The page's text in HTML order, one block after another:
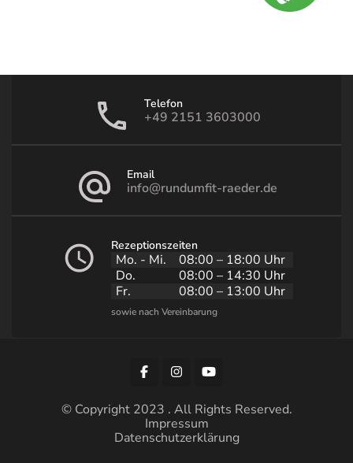
Telefon
+49 2151 3603000
Email
info@rundumfit-raeder.de
Rezeptionszeiten
Mo. - Mi.
08:00 – 18:00 Uhr
Do.
08:00 – 14:30 Uhr
Fr.
08:00 – 13:00 Uhr
© Copyright 2023 . All Rights Reserved.
Impressum
Datenschutzerklärung